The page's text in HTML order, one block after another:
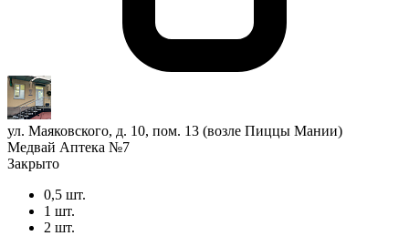
ул. Маяковского, д. 10, пом. 13 (возле Пиццы Мании)
Медвай Аптека №7
Закрыто
0,5 шт.
1 шт.
2 шт.